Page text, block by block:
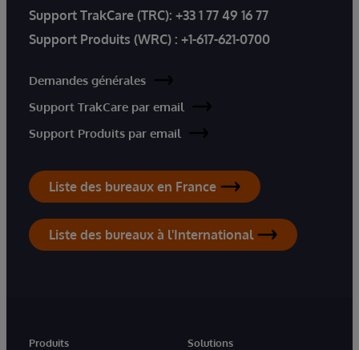
Support TrakCare (TRC): +33 1 77 49 16 77
Support Produits (WRC) : +1-617-621-0700
Demandes générales
Support TrakCare par email
Support Produits par email
Liste des bureaux en France
Liste des bureaux à l'International
Produits
Solutions